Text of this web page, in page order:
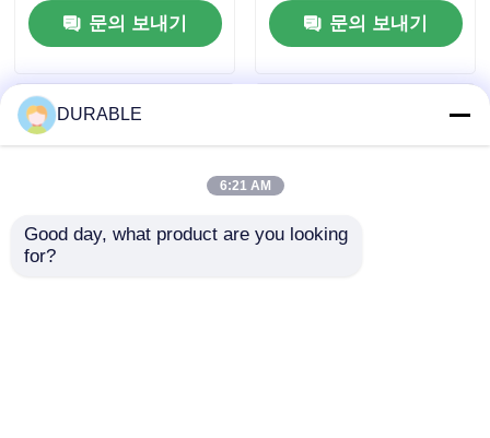
입니다.문의 보내기
원
문의 보내기
DURABLE
6:21 AM
Good day, what product are you looking
for?